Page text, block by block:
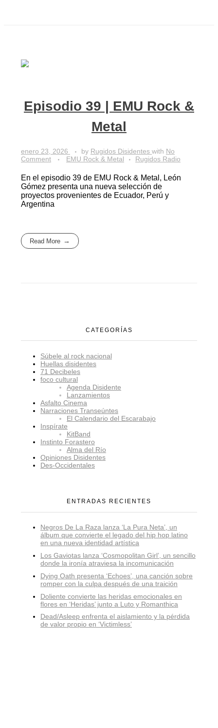
Episodio 39 | EMU Rock &
Metal
enero 23, 2026 by Rugidos Disidentes with No
Comment
EMU Rock & Metal Rugidos Radio
En el episodio 39 de EMU Rock & Metal, León
Gómez presenta una nueva selección de
proyectos provenientes de Ecuador, Perú y
Argentina
Read More
CATEGORÍAS
Súbele al rock nacional
Huellas disidentes
71 Decibeles
foco cultural
Agenda Disidente
Lanzamientos
Asfalto Cinema
Narraciones Transeúntes
El Calendario del Escarabajo
Inspírate
KitBand
Instinto Forastero
Alma del Río
Opiniones Disidentes
Des-Occidentales
ENTRADAS RECIENTES
Negros De La Raza lanza ‘La Pura Neta’, un
álbum que convierte el legado del hip hop latino
en una nueva identidad artística
Los Gaviotas lanza ‘Cosmopolitan Girl’, un sencillo
donde la ironía atraviesa la incomunicación
Dying Oath presenta ‘Echoes’, una canción sobre
romper con la culpa después de una traición
Doliente convierte las heridas emocionales en
flores en ‘Heridas’ junto a Luto y Romanthica
Dead/Asleep enfrenta el aislamiento y la pérdida
de valor propio en ‘Victimless’